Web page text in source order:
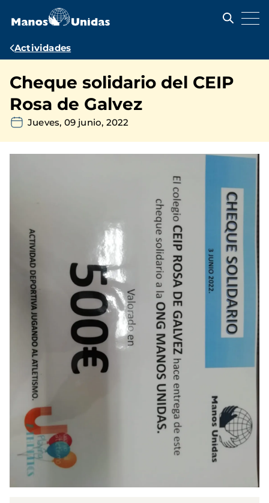
contenido
Ruta
navegación
Actividades
Cheque solidario del CEIP
Rosa de Galvez
Jueves, 09 junio, 2022